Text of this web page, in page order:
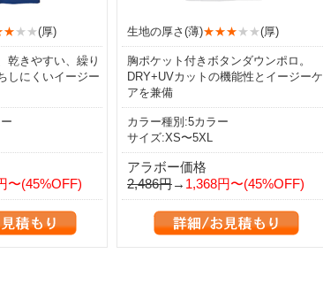
★★(厚)
乾きやすい、繰り
しにくいイージー
〜(45%OFF)
生地の厚さ(薄)★★★★★(厚)
胸ポケット付きボタンダウンポロ。
DRY+UVカットの機能性とイージーケ
アを兼備
カラー種別:5カラー
サイズ:XS〜5XL
アラボー価格
2,486円→ 1,368円〜(45%OFF)